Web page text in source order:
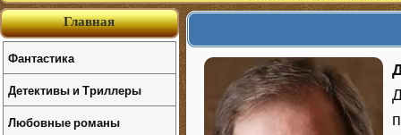
Главная
Фантастика
Детективы и Триллеры
Любовные романы